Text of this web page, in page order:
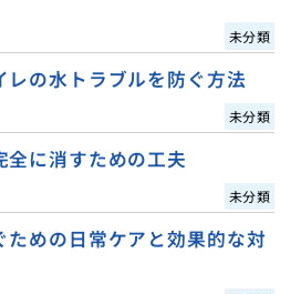
未分類
レの水トラブルを防ぐ方法
未分類
全に消すための工夫
未分類
ための日常ケアと効果的な対